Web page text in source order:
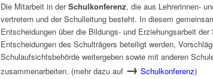
Die Mitarbeit in derSchulkonferenz, die aus Lehrerinnen-
vertretern und der Schulleitung besteht. In diesem
Entscheidungen über die Bildungs- und Erziehungsarbeit
Entscheidungen des Schulträgers beteiligt werden,
Schulaufsichtsbehörde weitergeben sowie mit anderen
zusammenarbeiten. (mehr dazu auf → Schulkonferenz)